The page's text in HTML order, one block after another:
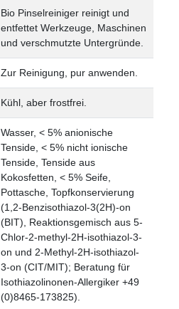
Bio Pinselreiniger reinigt und
entfettet Werkzeuge, Maschinen
und verschmutzte Untergründe.
Zur Reinigung, pur anwenden.
Kühl, aber frostfrei.
Wasser, < 5% anionische
Tenside, < 5% nicht ionische
Tenside, Tenside aus
Kokosfetten, < 5% Seife,
Pottasche, Topfkonservierung
(1,2-Benzisothiazol-3(2H)-on
(BIT), Reaktionsgemisch aus 5-
Chlor-2-methyl-2H-isothiazol-3-
on und 2-Methyl-2H-isothiazol-
3-on (CIT/MIT); Beratung für
Isothiazolinonen-Allergiker +49
(0)8465-173825).